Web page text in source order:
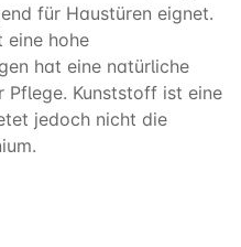
für Haustüren eignet.
eine hohe
hat eine natürliche
Kunststoff ist eine
jedoch nicht die